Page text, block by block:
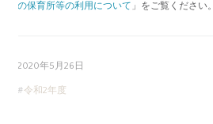
の保育所等の利用について 」をご覧ください。
2020年5月26日
令和2年度